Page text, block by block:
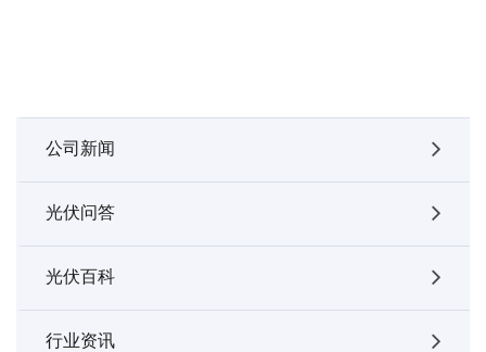
公司新闻
光伏问答
光伏百科
行业资讯